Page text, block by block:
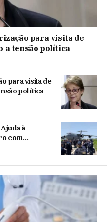
para visita de
a tensão política
para visita de
política
à
com